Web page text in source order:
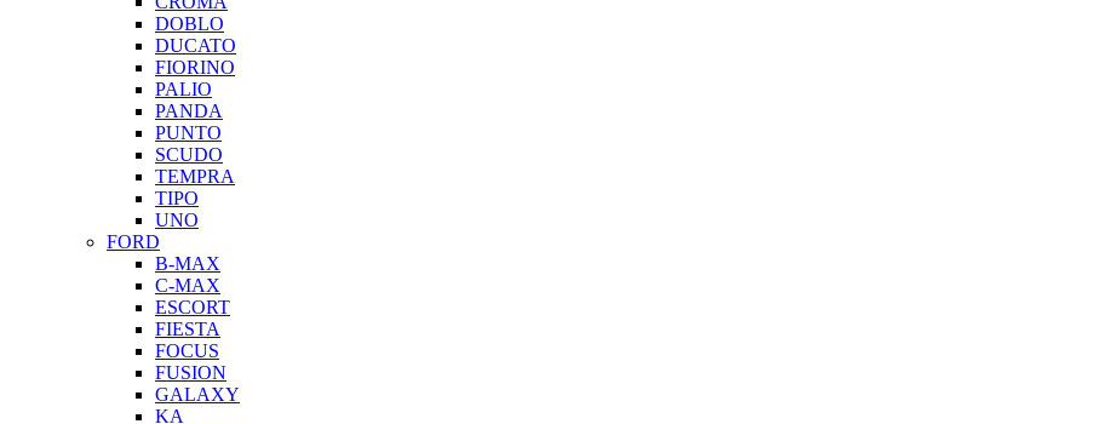
DOBLO
DUCATO
FIORINO
PALIO
PANDA
PUNTO
SCUDO
TEMPRA
TIPO
UNO
FORD
B-MAX
C-MAX
ESCORT
FIESTA
FOCUS
FUSION
GALAXY
KA